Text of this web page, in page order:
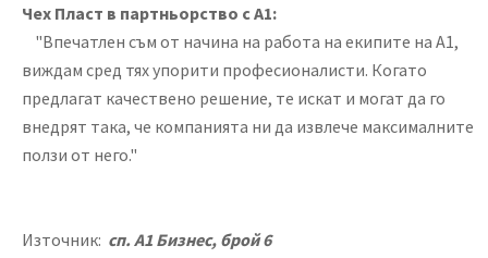
Чех Пласт в партньорство с А1:
"Впечатлен съм от начина на работа на екипите на А1,
виждам сред тях упорити професионалисти. Когато
предлагат качествено решение, те искат и могат да го
внедрят така, че компанията ни да извлече максималните
ползи от него."
Източник: сп. А1 Бизнес, брой 6